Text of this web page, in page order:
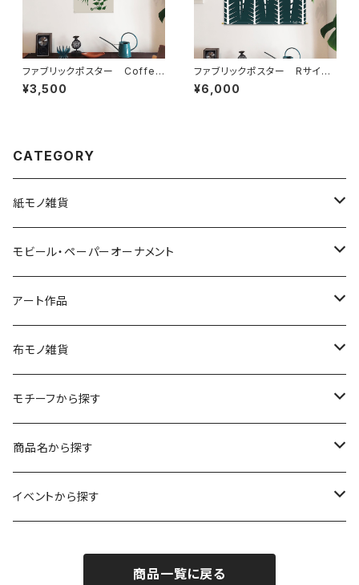
ファブリックポスター Coffee
Journey ” Guatemala ”
¥3,500
ファブリックポスター Rサイ
ズ ”冬の林” （730×730m
m）
¥6,000
CATEGORY
紙モノ雑貨
切り絵グリーティングカード
LED用ペーパーシェード
ポストカード
モビール・ペーパーオーナメント
モビール
ペーパーオーナメント
アート作品
ポスター
kuusou-kitte（空想切手・フレーム付）
レギュラーサイズ
コンパクトサイズ
イラスト（フレーム付）
サイン付イラスト（フレーム付）
布モノ雑貨
ファブリックポスター
ガーゼスカーフ
てぬぐい
モチーフから探す
キャンプ - CAMPING
サーカス- CIRCUS
商品名から探す
kirie-deco
イベントから探す
商品一覧に戻る